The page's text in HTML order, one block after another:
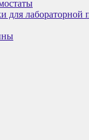
для лабораторной